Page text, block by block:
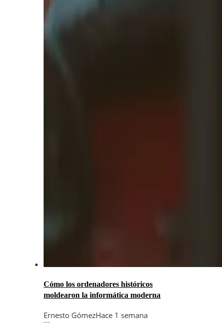
Cómo los ordenadores históricos
moldearon la informática moderna
Ernesto GómezHace 1 semana